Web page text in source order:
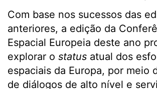
Com base nos sucessos das
anteriores, a edição da
Espacial Europeia deste ano
explorar o status atual dos
espaciais da Europa, por meio
de diálogos de alto nível e